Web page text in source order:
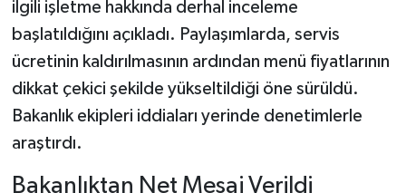
ilgili işletme hakkında derhal inceleme
başlatıldığını açıkladı. Paylaşımlarda, servis
ücretinin kaldırılmasının ardından menü fiyatlarının
dikkat çekici şekilde yükseltildiği öne sürüldü.
Bakanlık ekipleri iddiaları yerinde denetimlerle
araştırdı.
Bakanlıktan Net Mesaj Verildi